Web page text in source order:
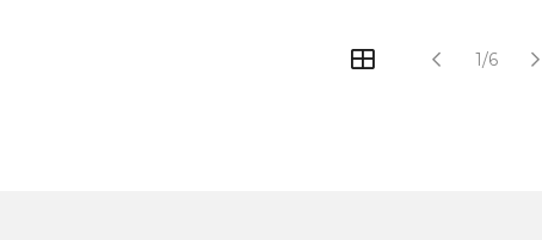
1/6